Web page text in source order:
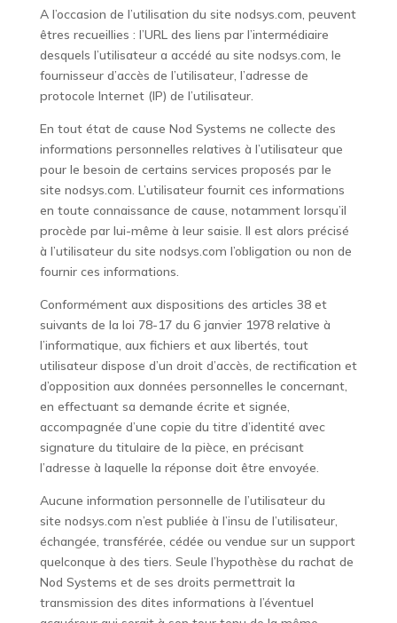
A l’occasion de l’utilisation du site nodsys.com, peuvent
êtres recueillies : l’URL des liens par l’intermédiaire
desquels l’utilisateur a accédé au site nodsys.com, le
fournisseur d’accès de l’utilisateur, l’adresse de
protocole Internet (IP) de l’utilisateur.
En tout état de cause Nod Systems ne collecte des
informations personnelles relatives à l’utilisateur que
pour le besoin de certains services proposés par le
site nodsys.com. L’utilisateur fournit ces informations
en toute connaissance de cause, notamment lorsqu’il
procède par lui-même à leur saisie. Il est alors précisé
à l’utilisateur du site nodsys.com l’obligation ou non de
fournir ces informations.
Conformément aux dispositions des articles 38 et
suivants de la loi 78-17 du 6 janvier 1978 relative à
l’informatique, aux fichiers et aux libertés, tout
utilisateur dispose d’un droit d’accès, de rectification et
d’opposition aux données personnelles le concernant,
en effectuant sa demande écrite et signée,
accompagnée d’une copie du titre d’identité avec
signature du titulaire de la pièce, en précisant
l’adresse à laquelle la réponse doit être envoyée.
Aucune information personnelle de l’utilisateur du
site nodsys.com n’est publiée à l’insu de l’utilisateur,
échangée, transférée, cédée ou vendue sur un support
quelconque à des tiers. Seule l’hypothèse du rachat de
Nod Systems et de ses droits permettrait la
transmission des dites informations à l’éventuel